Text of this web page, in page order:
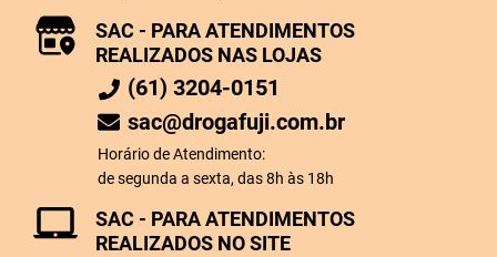
SAC - PARA ATENDIMENTOS
REALIZADOS NO SITE
SAC - PARA ATENDIMENTOS
REALIZADOS NAS LOJAS
(61) 3204-0151
sac@drogafuji.com.br
Horário de Atendimento:
de segunda a sexta, das 8h às 18h